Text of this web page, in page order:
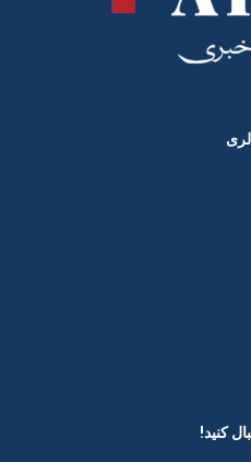
کنید!